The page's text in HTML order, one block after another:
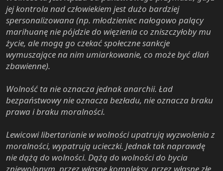
jej kontrola nad człowiekiem jest dużo bardziej
spersonalizowana (np. młodzieniec nałogowo palący
marihuanę nie pójdzie do więzienia co zniszczyłoby mu
życie, ale mogą go czekać społeczne sankcje
wymuszające na nim umiarkowanie, co może być dlań
zbawienne).
Wolność ta nie oznacza jednak anarchii. Ład
bezpaństwowy nie oznacza bezładu, nie oznacza braku
prawa i braku moralności.
Lewicowi libertarianie w wolności upatrują wyzwolenia z
moralności, wypatrują ucieczki. Jednak tak naprawdę
nie dążą do wolności. Dążą do wolności do bycia